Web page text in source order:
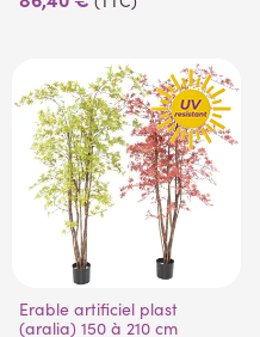
(2 avis)
Erable artificiel plast
(aralia) 150 à 210 cm